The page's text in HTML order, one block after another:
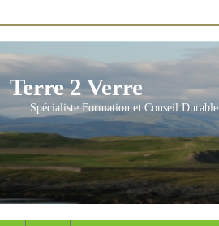
Terre 2 Verre
Spécialiste Formation et Conseil Durable